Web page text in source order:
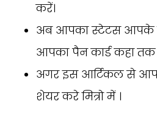
करें।
अब आपका स्टेटस आपके
आपका पैन कार्ड कहा तक
अगर इस आर्टिकल से
शेयर करे मित्रो में ।